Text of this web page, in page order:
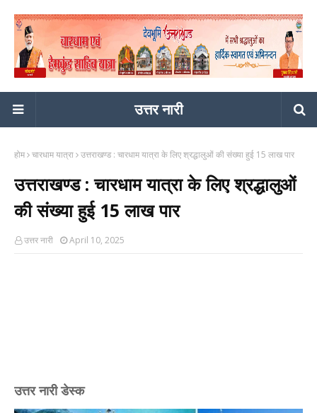
उत्तर नारी
होम चारधाम यात्रा उत्तराखण्ड : चारधाम यात्रा के लिए श्रद्धालुओं की संख्या हुई 15 लाख पार
उत्तराखण्ड : चारधाम यात्रा के लिए श्रद्धालुओं
की संख्या हुई 15 लाख पार
उत्तर नारी April 10, 2025
उत्तर नारी डेस्क